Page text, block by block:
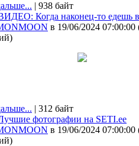
| 938 байт
Когда наконец-то едешь
в 19/06/2024 07:00:00
)
| 312 байт
фотографии на SETI.ee
в 19/06/2024 07:00:00
)